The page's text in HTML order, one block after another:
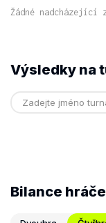
Žádné nadcházející
Výsledky na
Bilance hráče